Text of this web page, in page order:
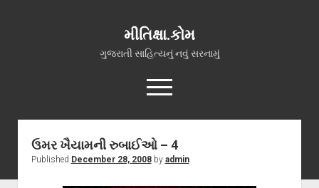
મીતિક્ષા.કોમ
ગુજરાતી સાહિત્યનું નવું સરનામું
open
menu
facebookyoutubehello@mitixa.com
સ્વાગત
મારા વિશે
ઉમર ખૈયામની રુબાઈઓ – 4
Published December 28, 2008by admin